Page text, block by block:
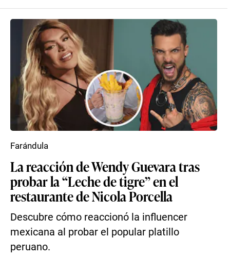
La reacción de Wendy Guevara tras
probar la “Leche de tigre” en el
restaurante de Nicola Porcella
Descubre cómo reaccionó la influencer
mexicana al probar el popular platillo
peruano.
Farándula